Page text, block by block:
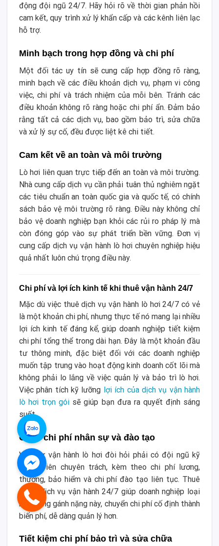
động đội ngũ 24/7. Hãy hỏi rõ về thời gian phản hồi
cam kết, quy trình xử lý khẩn cấp và các kênh liên lạc
hỗ trợ.
Minh bạch trong hợp đồng và chi phí
Một đối tác uy tín sẽ cung cấp hợp đồng rõ ràng,
minh bạch về các điều khoản dịch vụ, phạm vi công
việc, chi phí và trách nhiệm của mỗi bên. Tránh các
điều khoản không rõ ràng hoặc chi phí ẩn. Đảm bảo
rằng tất cả các dịch vụ, bao gồm bảo trì, sửa chữa
và xử lý sự cố, đều được liệt kê chi tiết.
Cam kết về an toàn và môi trường
Lò hơi liên quan trực tiếp đến an toàn và môi trường.
Nhà cung cấp dịch vụ cần phải tuân thủ nghiêm ngặt
các tiêu chuẩn an toàn quốc gia và quốc tế, có chính
sách bảo vệ môi trường rõ ràng. Điều này không chỉ
bảo vệ doanh nghiệp bạn khỏi các rủi ro pháp lý mà
còn đóng góp vào sự phát triển bền vững. Đơn vị
cung cấp dịch vụ vận hành lò hơi chuyên nghiệp hiệu
quả nhất luôn chú trọng điều này.
Chi phí và lợi ích kinh tế khi thuê vận hành 24/7
Mặc dù việc thuê dịch vụ vận hành lò hơi 24/7 có vẻ
là một khoản chi phí, nhưng thực tế nó mang lại nhiều
lợi ích kinh tế đáng kể, giúp doanh nghiệp tiết kiệm
chi phí tổng thể trong dài hạn. Đây là một khoản đầu
tư thông minh, đặc biệt đối với các doanh nghiệp
muốn tập trung vào hoạt động kinh doanh cốt lõi mà
không phải lo lắng về việc quản lý và bảo trì lò hơi.
Việc phân tích kỹ lưỡng lợi ích của dịch vụ vận hành
lò hơi trọn gói sẽ giúp bạn đưa ra quyết định sáng
suốt.
Giảm chi phí nhân sự và đào tạo
Việc tự vận hành lò hơi đòi hỏi phải có đội ngũ kỹ
thuật viên chuyên trách, kèm theo chi phí lương,
thưởng, bảo hiểm và chi phí đào tạo liên tục. Thuê
ngoài dịch vụ vận hành 24/7 giúp doanh nghiệp loại
bỏ những gánh nặng này, chuyển chi phí cố định thành
biến phí, dễ dàng quản lý hơn.
Tiết kiệm chi phí bảo trì và sửa chữa